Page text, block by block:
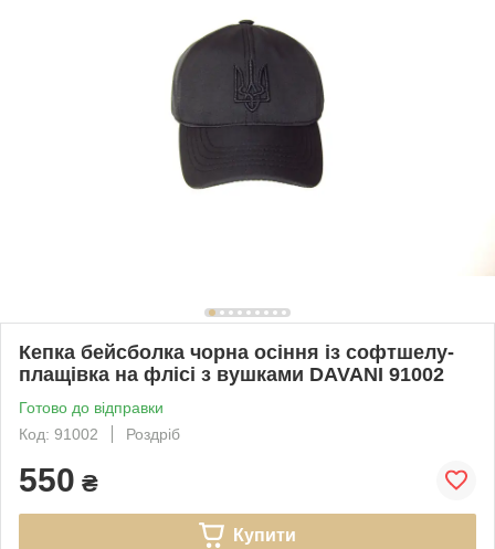
Кепка бейсболка чорна осіння із софтшелу-
плащівка на флісі з вушками DAVANI 91002
Готово до відправки
Код: 91002
Роздріб
550 ₴
Купити